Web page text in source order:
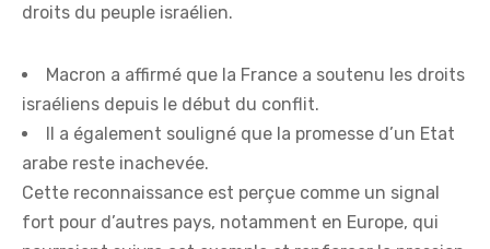
droits du peuple israélien.
Macron a affirmé que la France a soutenu les droits
israéliens depuis le début du conflit.
Il a également souligné que la promesse d’un Etat
arabe reste inachevée.
Cette reconnaissance est perçue comme un signal
fort pour d’autres pays, notamment en Europe, qui